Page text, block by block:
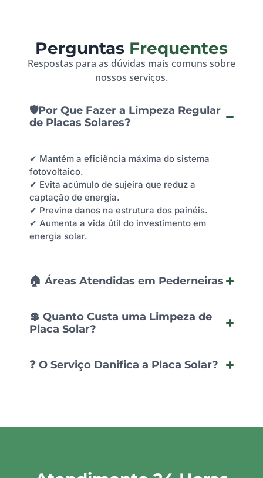
Perguntas Frequentes
Respostas para as dúvidas mais comuns sobre
nossos serviços.
🛡️Por Que Fazer a Limpeza Regular
de Placas Solares?
✔ Mantém a eficiência máxima do sistema
fotovoltaico.
✔ Evita acúmulo de sujeira que reduz a
captação de energia.
✔ Previne danos na estrutura dos painéis.
✔ Aumenta a vida útil do investimento em
energia solar.
🏠 Áreas Atendidas em Pederneiras
💲 Quanto Custa uma Limpeza de
Placa Solar?
❓ O Serviço Danifica a Placa Solar?